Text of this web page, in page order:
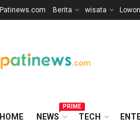
Patinews.com Berita wisata
HOME NEWS
PRIME
TECH